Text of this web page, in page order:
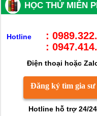
HỌC THỬ MIỄN
Hotline
:
:
Điện thoại hoặc
Đăng ký tìm gia sư
Hotline hỗ trợ 24/24